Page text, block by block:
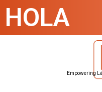
HOLA
Empowering